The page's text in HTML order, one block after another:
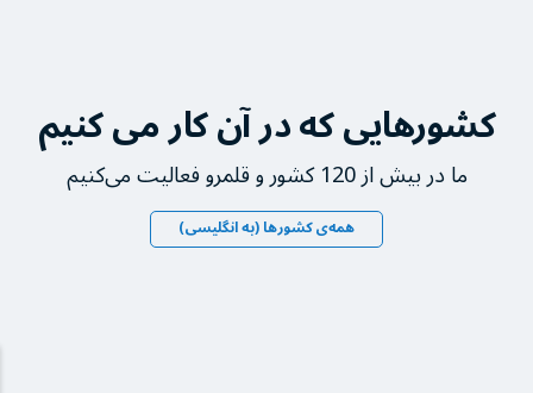
کشورهایی که در آن کار می کنیم
ما در بیش از 120 کشور و قلمرو فعالیت می‌کنیم
همه‌ی کشورها (به انگلیسی)